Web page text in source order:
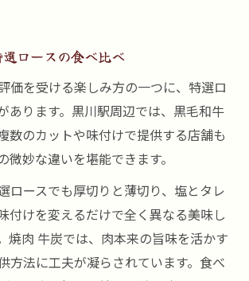
ロースの食べ比べ
価を受ける楽しみ方の一つに、特選ロ
あります。黒川駅周辺では、黒毛和牛
数のカットや味付けで提供する店舗も
微妙な違いを堪能できます。
ロースでも厚切りと薄切り、塩とタレ
付けを変えるだけで全く異なる美味し
焼肉 牛炭では、肉本来の旨味を活かす
方法に工夫が凝らされています。食べ